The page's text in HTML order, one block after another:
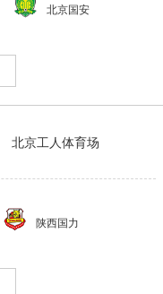
北京国安
北京工人体育场
陕西国力